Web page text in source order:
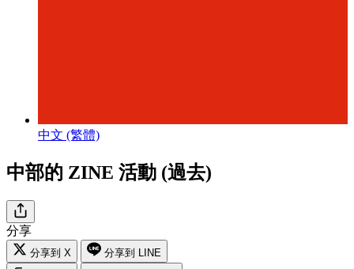
中文 (繁體)
中部的 ZINE 活動 (過去)
分享
分享到 X
分享到 LINE